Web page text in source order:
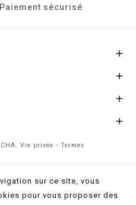
sécurisé




Vie privée - Termes
parl'Agence Colibri
sur ce site, vous
pour vous proposer des